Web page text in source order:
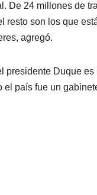
De 24 millones de
resto son los que
agregó.
presidente Duque
país fue un